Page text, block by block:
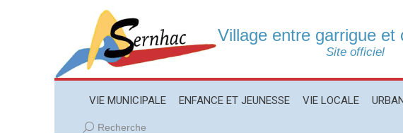
Village entre garrigue et
Site officiel
VIE MUNICIPALE ENFANCE ET JEUNESSE VIE LOCALE
Recherche
VIE MUNICIPALE ENFANCE ET JEUNESSE VIE LOCALE